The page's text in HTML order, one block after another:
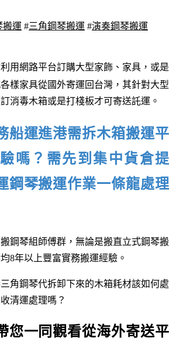
搬運 #三角鋼琴搬運 #演奏鋼琴搬運
用網路平台訂購大型家飾、家具，或是
樣家具從國外寄運回台灣，其針對大型
消毒木箱或是打棧板才可寄送託運。
船運進港需拆木箱搬運平
嗎？需先到集中貨倉提
鋼琴搬運作業一條龍處理
鋼琴組師傅群，無論是搬直立式鋼琴搬
8年以上豐富實務搬運經驗。
角鋼琴代拆卸下來的木箱耗材該如何處
清運處理嗎？
您一同觀看從海外寄送平